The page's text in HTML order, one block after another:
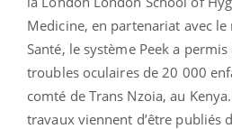
Medicine, en partenariat avec
Santé, le système Peek a
troubles oculaires de 20 000
comté de Trans Nzoia, au
travaux viennent d’être publiés